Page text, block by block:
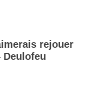
rejouer